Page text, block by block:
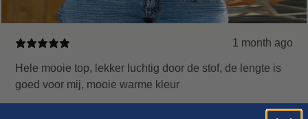
1 month ago
Hele mooie top, lekker luchtig door de stof, de lengte is
goed voor mij, mooie warme kleur